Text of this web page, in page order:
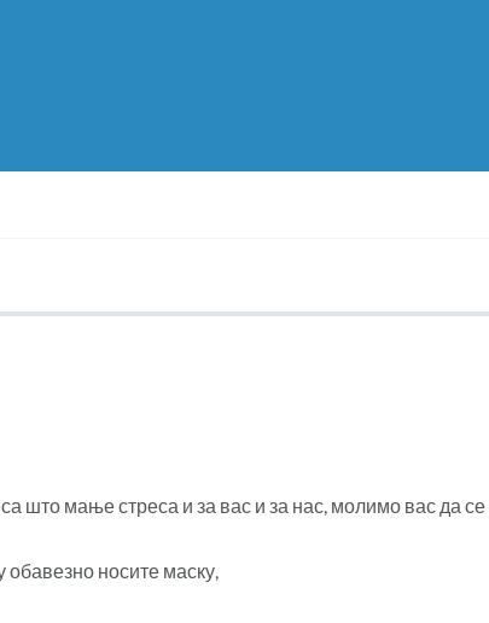
што мање стреса и за вас и за нас, молимо вас да се
носите маску,